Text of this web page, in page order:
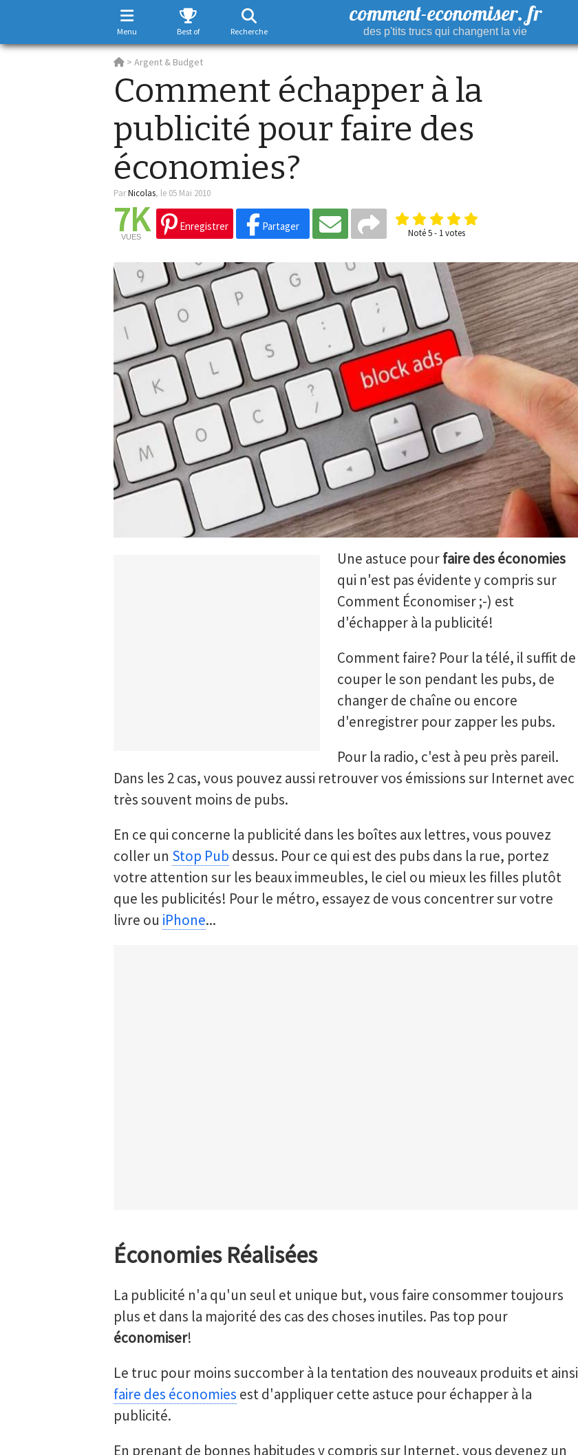
Menu Best of Recherche
comment-economiser. fr
des p'tits trucs qui changent la vie
> Argent & Budget
Comment échapper à la
publicité pour faire des
économies?
ParNicolas, le 05 Mai 2010
7K
VUES
Enregistrer Partager
Noté5- 1 votes
Une astuce pourfaire des économies
qui n'est pas évidente y compris sur
Comment Économiser ;-) est
d'échapper à la publicité!
Comment faire? Pour la télé, il suffit de
couper le son pendant les pubs, de
changer de chaîne ou encore
d'enregistrer pour zapper les pubs.
Pour la radio, c'est à peu près pareil.
Dans les 2 cas, vous pouvez aussi retrouver vos émissions sur Internet avec
très souvent moins de pubs.
En ce qui concerne la publicité dans les boîtes aux lettres, vous pouvez
coller un Stop Pub dessus. Pour ce qui est des pubs dans la rue, portez
votre attention sur les beaux immeubles, le ciel ou mieux les filles plutôt
que les publicités! Pour le métro, essayez de vous concentrer sur votre
livre ou iPhone...
Économies Réalisées
La publicité n'a qu'un seul et unique but, vous faire consommer toujours
plus et dans la majorité des cas des choses inutiles. Pas top pour
économiser!
Le truc pour moins succomber à la tentation des nouveaux produits et ainsi
faire des économies est d'appliquer cette astuce pour échapper à la
publicité.
En prenant de bonnes habitudes y compris sur Internet, vous devenez un